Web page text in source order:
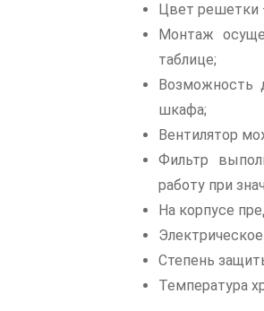
Цвет решетки
Монтаж
таблице;
Возможность
шкафа;
Вентилятор
Фильтр
работу при
На корпусе
Степень
Температура